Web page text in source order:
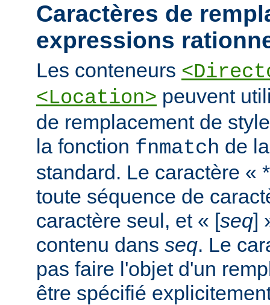
Caractères de
expressions
Les conteneurs
<Location> peuvent
de remplacement de
la fonction fnmatch de
standard. Le caractère «
toute séquence de
caractère seul, et « [seq]
contenu dans seq. Le
pas faire l'objet d'un
être spécifié